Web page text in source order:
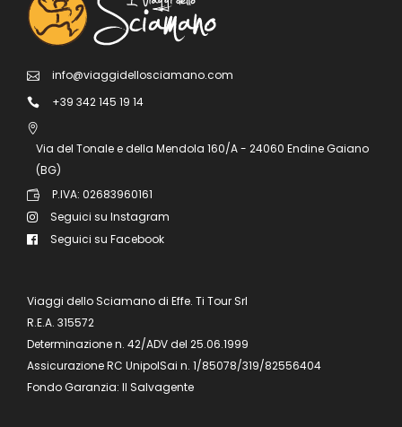
info@viaggidellosciamano.com
+39 342 145 19 14
Via del Tonale e della Mendola 160/A - 24060 Endine Gaiano
(BG)
P.IVA: 02683960161
Seguici su Instagram
Seguici su Facebook
Viaggi dello Sciamano di Effe. Ti Tour Srl
R.E.A. 315572
Determinazione n. 42/ADV del 25.06.1999
Assicurazione RC UnipolSai n. 1/85078/319/82556404
Fondo Garanzia: Il Salvagente